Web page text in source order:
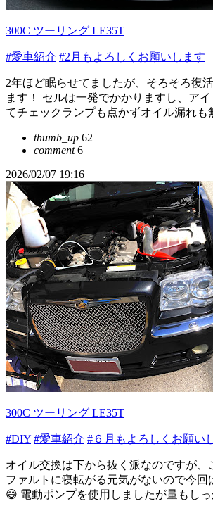
300C ツーリング LE35T
#愛車紹介 #2月もよろしくお願いします
2年ほど眠らせてましたが、そろそろ復
ます！ セルは一発でかかりますし、ア
てチェックランプも点かずオイル漏れも
thumb_up 62
comment6
2026/02/07 19:16
300C ツーリング LE35T
#DIY #愛車紹介 #６月もよろしくお願い
オイル交換は下から抜く派なのですが、
ファルトに寝転がる元気がないので今回
😅 電動ポンプを使用しましたが量もし